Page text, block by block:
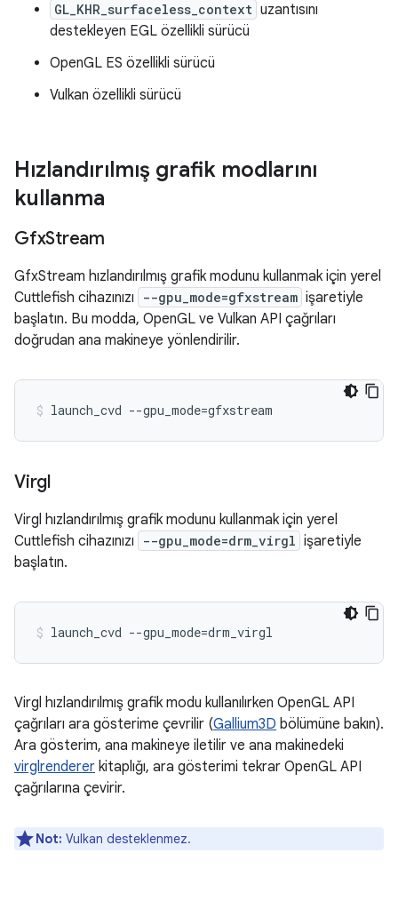
GL_KHR_surfaceless_context uzantısını
destekleyen EGL özellikli sürücü
OpenGL ES özellikli sürücü
Vulkan özellikli sürücü
Hızlandırılmış grafik modlarını
kullanma
GfxStream
GfxStream hızlandırılmış grafik modunu kullanmak için yerel
Cuttlefish cihazınızı
--gpu_mode=gfxstream işaretiyle
başlatın. Bu modda, OpenGL ve Vulkan API çağrıları
doğrudan ana makineye yönlendirilir.
Virgl
Virgl hızlandırılmış grafik modunu kullanmak için yerel
Cuttlefish cihazınızı
--gpu_mode=drm_virgl işaretiyle
başlatın.
Virgl hızlandırılmış grafik modu kullanılırken OpenGL API
çağrıları ara gösterime çevrilir (Gallium3D bölümüne bakın).
Ara gösterim, ana makineye iletilir ve ana makinedeki
virglrenderer kitaplığı, ara gösterimi tekrar OpenGL API
çağrılarına çevirir.
Not: Vulkan desteklenmez.